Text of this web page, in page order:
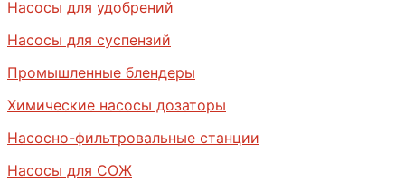
Насосы для удобрений
Насосы для суспензий
Промышленные блендеры
Химические насосы дозаторы
Насосно-фильтровальные станции
Насосы для СОЖ